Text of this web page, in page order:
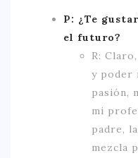
P: ¿Te
el futuro?
R:
y poder
pasión,
mi
padre,
mezcla